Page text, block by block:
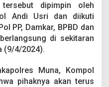
dipimpin oleh
Andi Usri dan diikuti
PP, Damkar, BPBD dan
di sekitaran
(9/4/2024).
Muna, Kompol
pihaknya akan terus